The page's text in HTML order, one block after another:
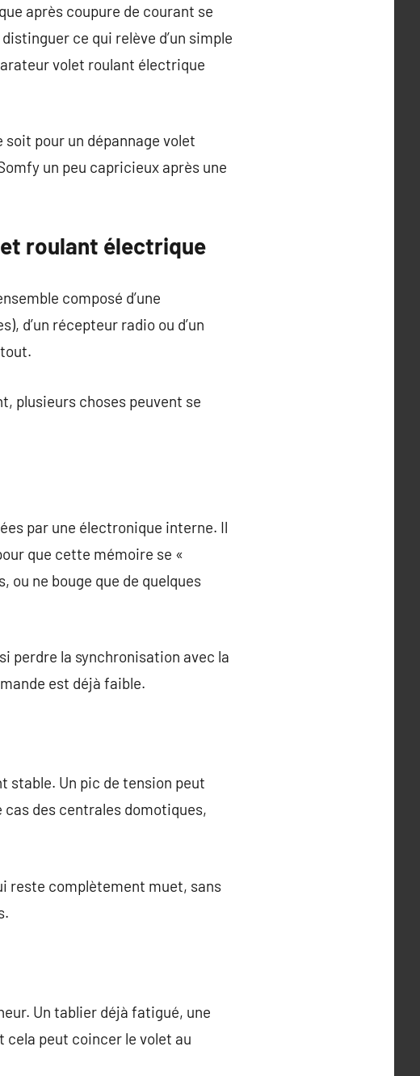
après coupure de courant se
ce qui relève d’un simple
volet roulant électrique
soit pour un dépannage volet
un peu capricieux après une
roulant électrique
composé d’une
d’un récepteur radio ou d’un
plusieurs choses peuvent se
par une électronique interne. Il
que cette mémoire se «
ou ne bouge que de quelques
perdre la synchronisation avec la
est déjà faible.
stable. Un pic de tension peut
des centrales domotiques,
reste complètement muet, sans
Un tablier déjà fatigué, une
cela peut coincer le volet au